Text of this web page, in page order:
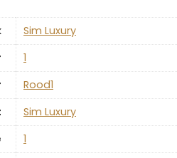
‎Sim Luxury
‎1
‎Rood1
‎Sim Luxury
‎1